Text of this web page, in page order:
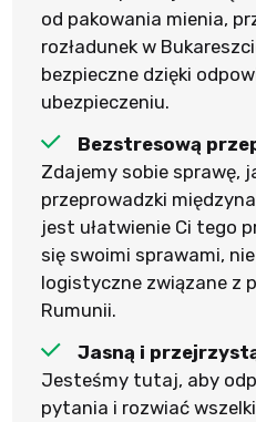
od pakowania mienia,
rozładunek w
bezpieczne dzięki
ubezpieczeniu.
Bezstresową
Zdajemy sobie sprawę,
przeprowadzki
jest ułatwienie Ci tego
się swoimi sprawami,
logistyczne związane z
Rumunii.
Jasną i
Jesteśmy tutaj, aby
pytania i rozwiać